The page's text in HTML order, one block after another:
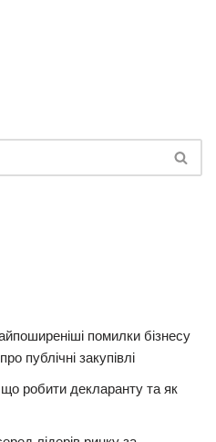
помилки бізнесу
публічні закупівлі
робити декларанту та як